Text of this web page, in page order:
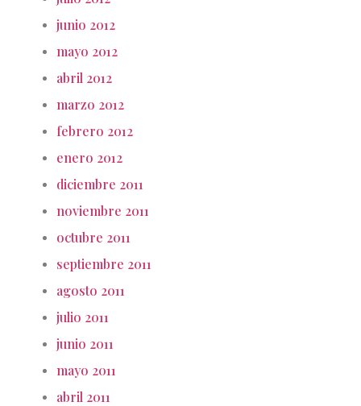
junio 2012
mayo 2012
abril 2012
marzo 2012
febrero 2012
enero 2012
diciembre 2011
noviembre 2011
octubre 2011
septiembre 2011
agosto 2011
julio 2011
junio 2011
mayo 2011
abril 2011